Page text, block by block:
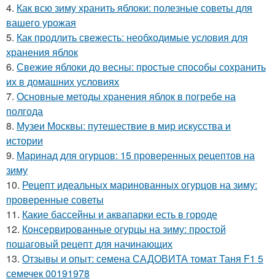
4. Как всю зиму хранить яблоки: полезные советы для
вашего урожая
5. Как продлить свежесть: необходимые условия для
хранения яблок
6. Свежие яблоки до весны: простые способы сохранить
их в домашних условиях
7. Основные методы хранения яблок в погребе на
полгода
8. Музеи Москвы: путешествие в мир искусства и
истории
9. Маринад для огурцов: 15 проверенных рецептов на
зиму
10. Рецепт идеальных маринованных огурцов на зиму:
проверенные советы
11. Какие бассейны и аквапарки есть в городе
12. Консервированные огурцы на зиму: простой
пошаговый рецепт для начинающих
13. Отзывы и опыт: семена САДОВИТА томат Таня F1 5
семечек 00191978